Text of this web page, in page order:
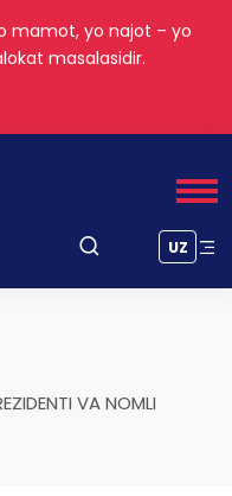
mamot, yo najot – yo
masalasidir.
UZ
VA NOMLI